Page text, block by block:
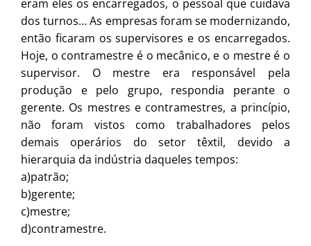
eram eles os encarregados, o pessoal que cuidava
dos turnos… As empresas foram se modernizando,
então ficaram os supervisores e os encarregados.
Hoje, o contramestre é o mecânico, e o mestre é o
supervisor. O mestre era responsável pela
produção e pelo grupo, respondia perante o
gerente. Os mestres e contramestres, a princípio,
não foram vistos como trabalhadores pelos
demais operários do setor têxtil, devido a
hierarquia da indústria daqueles tempos:
a)patrão;
b)gerente;
c)mestre;
d)contramestre.